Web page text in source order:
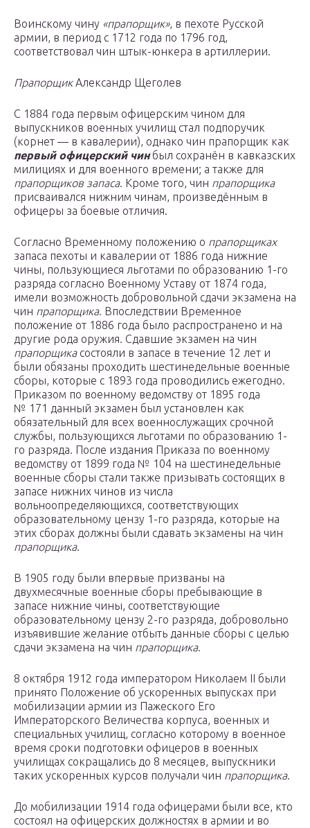
Воинскому чину «прапорщик», в пехоте Русской
армии, в период с 1712 года по 1796 год,
соответствовал чин штык-юнкера в артиллерии.
ПрапорщикАлександр Щеголев
С 1884 года первым офицерским чином для
выпускников военных училищ стал подпоручик
(корнет — в кавалерии), однако чин прапорщик как
первый офицерский чинбыл сохранён в кавказских
милициях и для военного времени; а также для
прапорщиков запаса. Кроме того, чин прапорщика
присваивался нижним чинам, произведённым в
офицеры за боевые отличия.
Согласно Временному положению о прапорщиках
запаса пехоты и кавалерии от 1886 года нижние
чины, пользующиеся льготами по образованию 1-го
разряда согласно Военному Уставу от 1874 года,
имели возможность добровольной сдачи экзамена на
чин прапорщика. Впоследствии Временное
положение от 1886 года было распространено и на
другие рода оружия. Сдавшие экзамен на чин
прапорщикасостояли в запасе в течение 12 лет и
были обязаны проходить шестинедельные военные
сборы, которые с 1893 года проводились ежегодно.
Приказом по военному ведомству от 1895 года
№ 171 данный экзамен был установлен как
обязательный для всех военнослужащих срочной
службы, пользующихся льготами по образованию 1-
го разряда. После издания Приказа по военному
ведомству от 1899 года № 104 на шестинедельные
военные сборы стали также призывать состоящих в
запасе нижних чинов из числа
вольноопределяющихся, соответствующих
образовательному цензу 1-го разряда, которые на
этих сборах должны были сдавать экзамены на чин
прапорщика.
В 1905 году были впервые призваны на
двухмесячные военные сборы пребывающие в
запасе нижние чины, соответствующие
образовательному цензу 2-го разряда, добровольно
изъявившие желание отбыть данные сборы с целью
сдачи экзамена на чин прапорщика.
8 октября 1912 года императором Николаем II были
принято Положение об ускоренных выпусках при
мобилизации армии из Пажеского Его
Императорского Величества корпуса, военных и
специальных училищ, согласно которому в военное
время сроки подготовки офицеров в военных
училищах сокращались до 8 месяцев, выпускники
таких ускоренных курсов получали чин прапорщика.
До мобилизации 1914 года офицерами были все, кто
состоял на офицерских должностях в армии и во